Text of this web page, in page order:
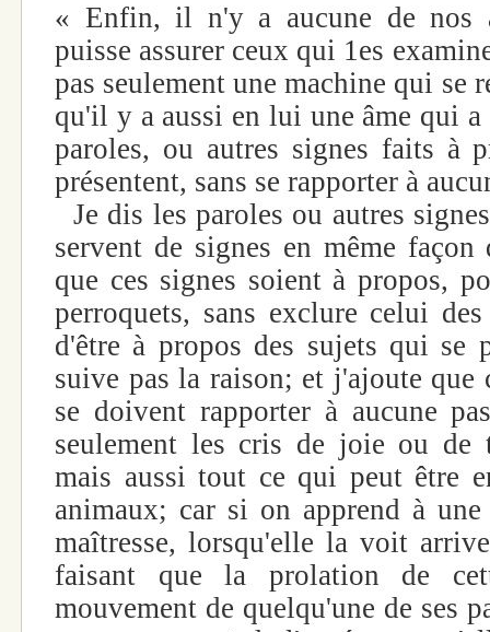
« Enfin, il n'y a aucune de nos
puisse assurer ceux qui 1es
pas seulement une machine qui se
qu'il y a aussi en lui une âme qui a
paroles, ou autres signes faits à
présentent, sans se rapporter à
Je dis les paroles ou autres
servent de signes en même
que ces signes soient à propos,
perroquets, sans exclure celui
d'être à propos des sujets qui se
suive pas la raison; et j'ajoute que
se doivent rapporter à aucune
seulement les cris de joie ou de
mais aussi tout ce qui peut être
animaux; car si on apprend à
maîtresse, lorsqu'elle la voit
faisant que la prolation de
mouvement de quelqu'une de ses